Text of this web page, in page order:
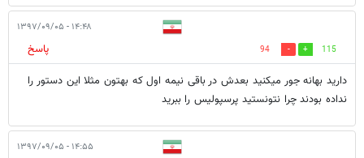
۱۴:۴۸ - ۱۳۹۷/۰۹/۰۵
115
94
پاسخ
دارید بهانه جور میکنید بعدش در باقی نیمه اول که بهتون مثلا این دستور را
نداده بودند چرا نتونستید پرسپولیس را ببرید
۱۴:۵۵ - ۱۳۹۷/۰۹/۰۵